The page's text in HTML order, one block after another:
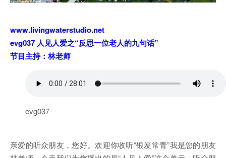
www.livingwaterstudio.net
evg037 人见人爱之“反思一位老人的九句话”
节目主持：林老师
evg037
亲爱的听众朋友，您好。欢迎你收听“银发常青”我是您的朋友